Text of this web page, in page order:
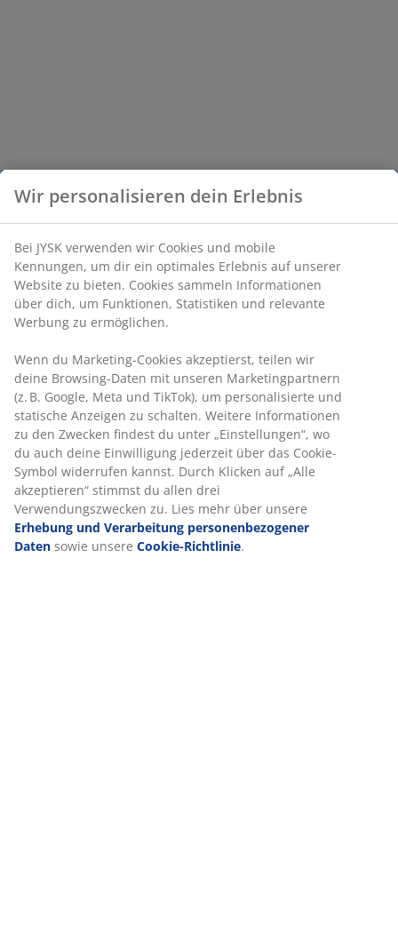
Wir personalisieren dein Erlebnis
Bei JYSK verwenden wir Cookies und mobile
Kennungen, um dir ein optimales Erlebnis auf unserer
Website zu bieten. Cookies sammeln Informationen
über dich, um Funktionen, Statistiken und relevante
Werbung zu ermöglichen.
Wenn du Marketing-Cookies akzeptierst, teilen wir
deine Browsing-Daten mit unseren Marketingpartnern
(z. B. Google, Meta und TikTok), um personalisierte und
statische Anzeigen zu schalten. Weitere Informationen
zu den Zwecken findest du unter „Einstellungen“, wo
du auch deine Einwilligung jederzeit über das Cookie-
Symbol widerrufen kannst. Durch Klicken auf „Alle
akzeptieren“ stimmst du allen drei
Verwendungszwecken zu. Lies mehr über unsere
Erhebung und Verarbeitung personenbezogener
Daten sowie unsere Cookie-Richtlinie.